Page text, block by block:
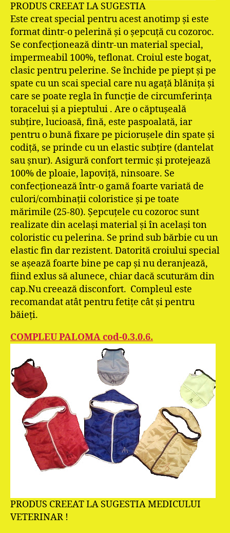
PRODUS CREEAT LA SUGESTIA
Este creat special pentru acest anotimp şi este
format dintr-o pelerină şi o şepcuţă cu cozoroc.
Se confecţionează dintr-un material special,
impermeabil 100%, teflonat. Croiul este bogat,
clasic pentru pelerine. Se închide pe piept şi pe
spate cu un scai special care nu agaţă blăniţa şi
care se poate regla în funcţie de circumferinţa
toracelui şi a pieptului . Are o căptuşeală
subţire, lucioasă, fină, este paspoalată, iar
pentru o bună fixare pe picioruşele din spate şi
codiţă, se prinde cu un elastic subţire (dantelat
sau şnur). Asigură confort termic şi protejează
100% de ploaie, lapoviţă, ninsoare. Se
confecţionează într-o gamă foarte variată de
culori/combinaţii coloristice şi pe toate
mărimile (25-80). Şepcuţele cu cozoroc sunt
realizate din acelaşi material şi în acelaşi ton
coloristic cu pelerina. Se prind sub bărbie cu un
elastic fin dar rezistent. Datorită croiului special
se aşează foarte bine pe cap şi nu deranjează,
fiind exlus să alunece, chiar dacă scuturăm din
cap.Nu creează disconfort. Compleul este
recomandat atât pentru fetiţe cât şi pentru
băieţi.
COMPLEU PALOMA cod-0.3.0.6.
PRODUS CREEAT LA SUGESTIA MEDICULUI
VETERINAR !